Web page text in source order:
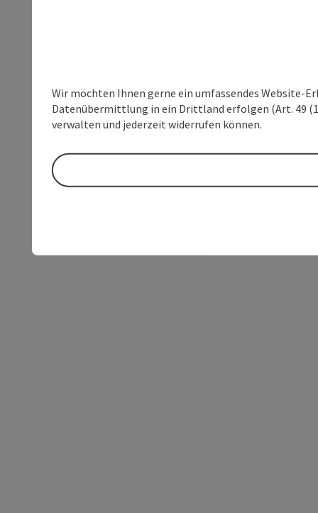
Wir möchten Ihnen gerne ein umfassendes Website-
Datenübermittlung in ein Drittland erfolgen (Art. 49
verwalten und jederzeit widerrufen können.